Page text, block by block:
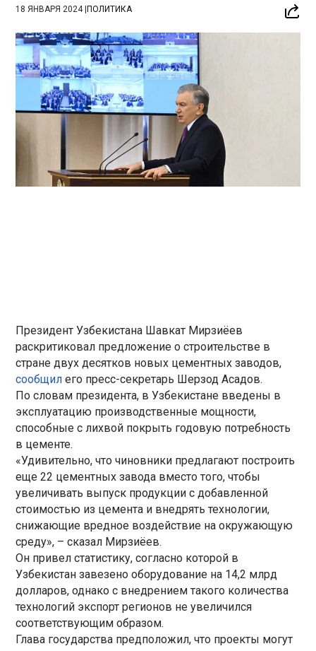
18 ЯНВАРЯ 2024|ПОЛИТИКА
Президент Узбекистана Шавкат Мирзиёев
раскритиковал предложение о строительстве в
стране двух десятков новых цементных заводов,
сообщилего пресс-секретарь Шерзод Асадов.
По словам президента, в Узбекистане введены в
эксплуатацию производственные мощности,
способные с лихвой покрыть годовую потребность
в цементе.
«Удивительно, что чиновники предлагают построить
еще 22 цементных завода вместо того, чтобы
увеличивать выпуск продукции с добавленной
стоимостью из цемента и внедрять технологии,
снижающие вредное воздействие на окружающую
среду», – сказал Мирзиёев.
Он привел статистику, согласно которой в
Узбекистан завезено оборудование на 14,2 млрд
долларов, однако с внедрением такого количества
технологий экспорт регионов не увеличился
соответствующим образом.
Глава государства предположил, что проекты могут